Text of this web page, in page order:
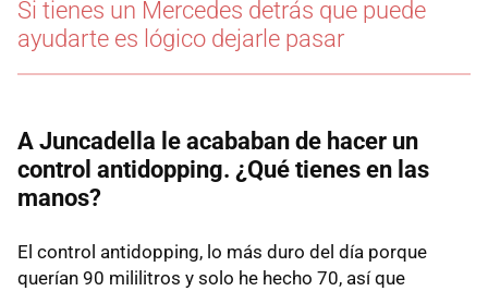
Si tienes un Mercedes detrás que puede
ayudarte es lógico dejarle pasar
A Juncadella le acababan de hacer un
control antidopping. ¿Qué tienes en las
manos?
El control antidopping, lo más duro del día porque
querían 90 mililitros y solo he hecho 70, así que